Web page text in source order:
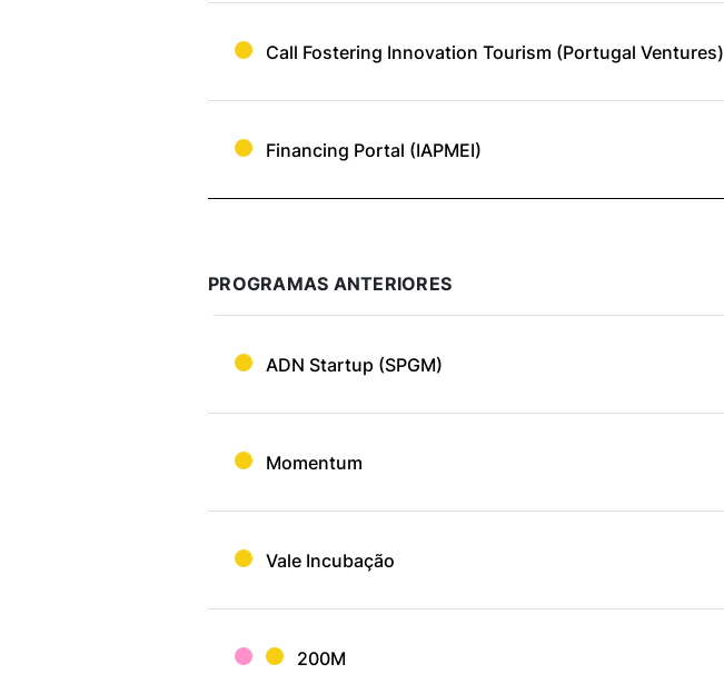
Call Fostering Innovation Tourism (Portugal Ventures)
Financing Portal (IAPMEI)
PROGRAMAS ANTERIORES
ADN Startup (SPGM)
Momentum
Vale Incubação
200M